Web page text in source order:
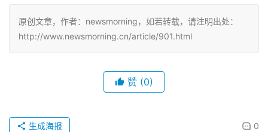
原创文章，作者：newsmorning，如若转载，请注明出处：
http://www.newsmorning.cn/article/901.html
赞 (0)
0
生成海报